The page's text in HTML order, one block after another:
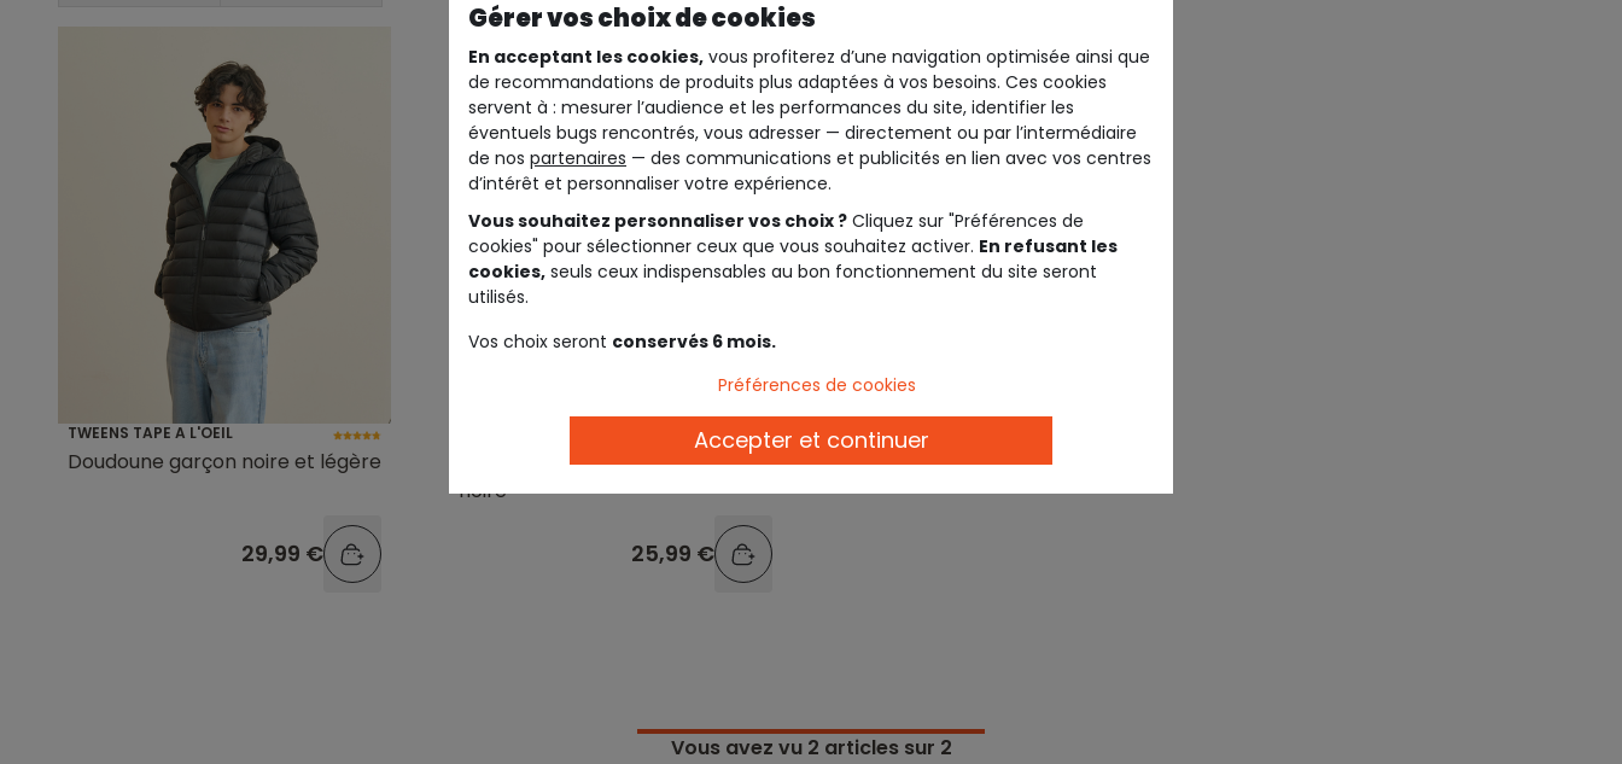
TWEENS TAPE A L'OEIL
Doudoune garçon noire et légère
29,99 €
Doudoune sans manches garçon
noire
25,99 €
Vous avez vu 2 articles sur 2
Gérer vos choix de cookies
En acceptant les cookies, vous profiterez d’une navigation optimisée ainsi que
de recommandations de produits plus adaptées à vos besoins. Ces cookies
servent à : mesurer l’audience et les performances du site, identifier les
éventuels bugs rencontrés, vous adresser — directement ou par l’intermédiaire
de nos partenaires — des communications et publicités en lien avec vos centres
d’intérêt et personnaliser votre expérience.
Vous souhaitez personnaliser vos choix ? Cliquez sur "Préférences de
cookies" pour sélectionner ceux que vous souhaitez activer. En refusant les
cookies, seuls ceux indispensables au bon fonctionnement du site seront
utilisés.
Vos choix seront conservés 6 mois.
Préférences de cookies
Accepter et continuer